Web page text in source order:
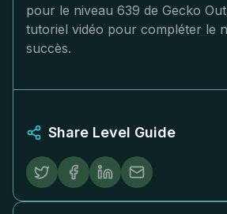
pour le niveau 639 de Gecko
tutoriel vidéo pour compléter le
succès.
Share Level Guide